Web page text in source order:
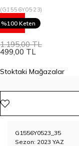
(G1556Y0523)
58
1.195,00 TL
499,00 TL
%100 Keten
Stoktaki Mağazalar
G1556Y0523_35
Sezon: 2023 YAZ